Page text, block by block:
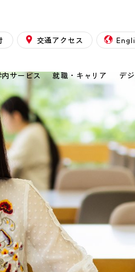
交通アクセス
サービス 就職・キャリア デ